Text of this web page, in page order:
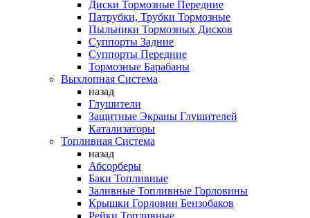
Диски Тормозные Передние
Патрубки, Трубки Тормозные
Пыльники Тормозных Дисков
Суппорты Задние
Суппорты Передние
Тормозные Барабаны
Выхлопная Система
назад
Глушители
Защитные Экраны Глушителей
Катализаторы
Топливная Система
назад
Абсорберы
Баки Топливные
Заливные Топливные Горловины
Крышки Горловин Бензобаков
Рейки Топливные